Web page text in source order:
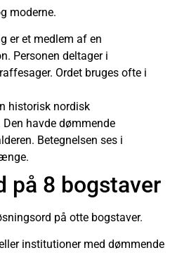
moderne.
er et medlem af en
Personen deltager i
Ordet bruges ofte i
historisk nordisk
havde dømmende
Betegnelsen ses i
på 8 bogstaver
på otte bogstaver.
institutioner med dømmende